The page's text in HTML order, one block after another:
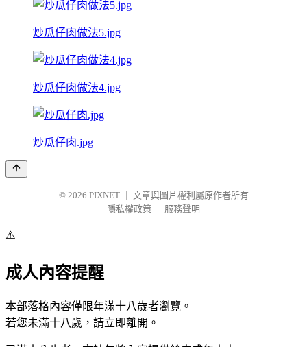
炒瓜仔肉做法5.jpg
炒瓜仔肉做法4.jpg
炒瓜仔肉.jpg
© 2026 PIXNET
文章與圖片權利屬原作者所有
隱私權政策
服務聲明
⚠️
成人內容提醒
本部落格內容僅限年滿十八歲者瀏覽。
若您未滿十八歲，請立即離開。